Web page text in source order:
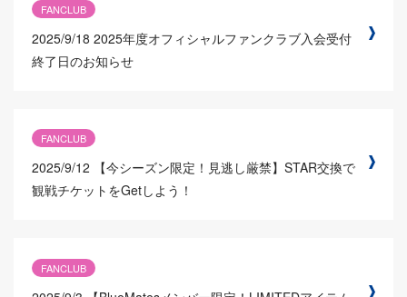
FANCLUB
2025/9/18 2025年度オフィシャルファンクラブ入会受付
終了日のお知らせ
FANCLUB
2025/9/12
【今シーズン限定！見逃し厳禁】STAR交換で
観戦チケットをGetしよう！
FANCLUB